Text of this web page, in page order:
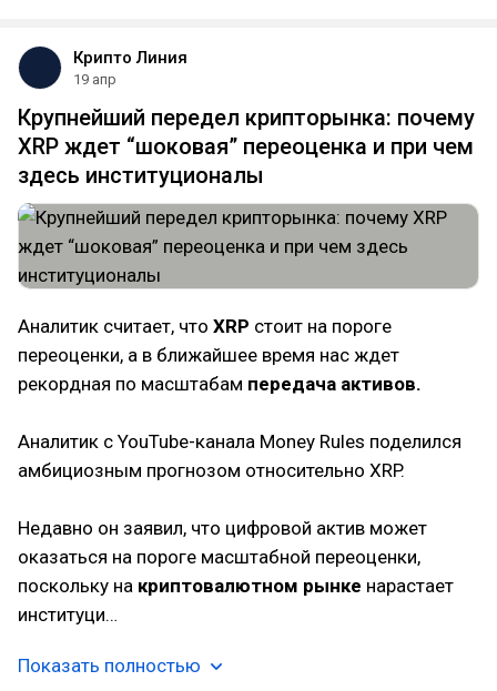
Крипто Линия
19 апр
Крупнейший передел крипторынка: почему
XRP ждет “шоковая” переоценка и при чем
здесь институционалы
Аналитик считает, что XRP стоит на пороге
переоценки, а в ближайшее время нас ждет
рекордная по масштабам передача активов.
Аналитик с YouTube-канала Money Rules поделился
амбициозным прогнозом относительно XRP.
Недавно он заявил, что цифровой актив может
оказаться на пороге масштабной переоценки,
поскольку на криптовалютном рынке нарастает
институци…
Показать полностью